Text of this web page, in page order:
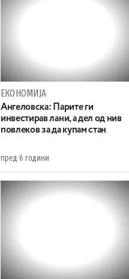
ЕКОНОМИЈА
Ангеловска: Парите ги
инвестирав лани, а дел од нив
повлеков за да купам стан
пред 6 години